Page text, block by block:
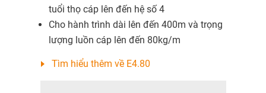
tuổi thọ cáp lên đến hệ số 4
Cho hành trình dài lên đến 400m và trọng
lượng luồn cáp lên đến 80kg/m
Tìm hiểu thêm về E4.80